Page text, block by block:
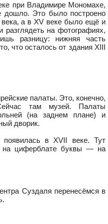
при Владимире Мономахе,
дошло. Это было построено
а в XV веке было ещё и
на фотографиях,
разницу: нижняя часть
что осталось от здания XIII
палаты. Это, конечно,
там музей. Палаты
(на заднем плане) и
дворик.
в XVII веке. Тут
на циферблате буквы — на
Суздаля перенесёмся в